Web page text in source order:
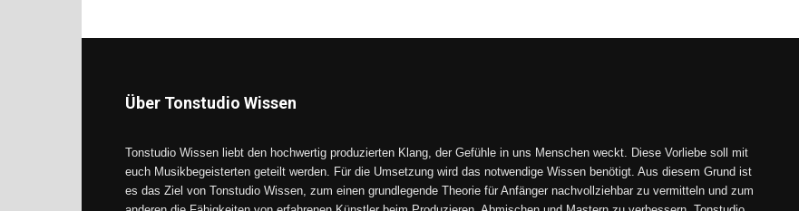
Über Tonstudio Wissen
Tonstudio Wissen liebt den hochwertig produzierten Klang, der Gefühle in uns Menschen weckt. Diese Vorliebe soll mit
euch Musikbegeisterten geteilt werden. Für die Umsetzung wird das notwendige Wissen benötigt. Aus diesem Grund ist
es das Ziel von Tonstudio Wissen, zum einen grundlegende Theorie für Anfänger nachvollziehbar zu vermitteln und zum